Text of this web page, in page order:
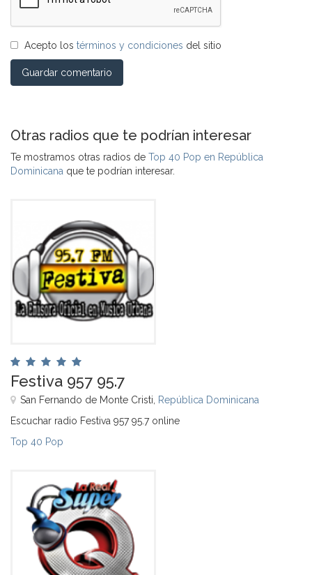
Acepto los términos y condiciones del sitio
Guardar comentario
Otras radios que te podrían interesar
Te mostramos otras radios de Top 40 Pop en República
Dominicana que te podrían interesar.
Festiva 957 95.7
San Fernando de Monte Cristi, República Dominicana
Escuchar radio Festiva 957 95.7 online
Top 40 Pop